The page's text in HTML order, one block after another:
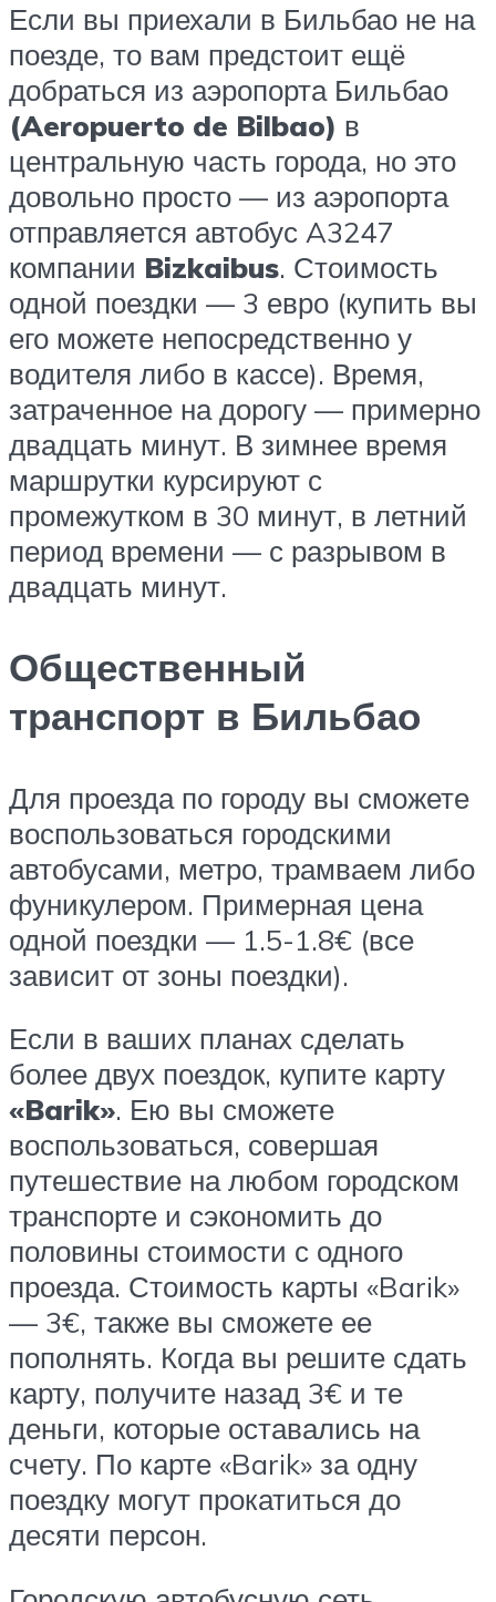
Если вы приехали в Бильбао не на
поезде, то вам предстоит ещё
добраться из аэропорта Бильбао
(Aeropuerto de Bilbao) в
центральную часть города, но это
довольно просто — из аэропорта
отправляется автобус A3247
компании Bizkaibus. Стоимость
одной поездки — 3 евро (купить вы
его можете непосредственно у
водителя либо в кассе). Время,
затраченное на дорогу — примерно
двадцать минут. В зимнее время
маршрутки курсируют с
промежутком в 30 минут, в летний
период времени — с разрывом в
двадцать минут.
Общественный
транспорт в Бильбао
Для проезда по городу вы сможете
воспользоваться городскими
автобусами, метро, трамваем либо
фуникулером. Примерная цена
одной поездки — 1.5-1.8€ (все
зависит от зоны поездки).
Если в ваших планах сделать
более двух поездок, купите карту
«Barik». Ею вы сможете
воспользоваться, совершая
путешествие на любом городском
транспорте и сэкономить до
половины стоимости с одного
проезда. Стоимость карты «Barik»
— 3€, также вы сможете ее
пополнять. Когда вы решите сдать
карту, получите назад 3€ и те
деньги, которые оставались на
счету. По карте «Barik» за одну
поездку могут прокатиться до
десяти персон.